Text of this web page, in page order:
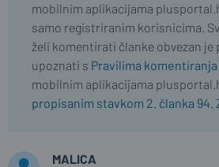
mobilnim aplikacijama
samo registriranim korisnicima.
želi komentirati članke obvezan je
upoznati s Pravilima komentiranja
mobilnim aplikacijama
propisanim stavkom 2. članka 94.
MALICA